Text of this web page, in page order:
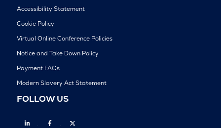
Accessibility Statement
Cookie Policy
Virtual Online Conference Policies
Notice and Take Down Policy
Payment FAQs
Modern Slavery Act Statement
FOLLOW US
Linkedin Facebook